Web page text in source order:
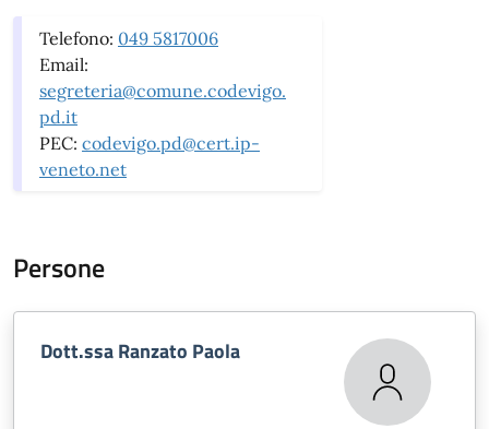
Telefono: 049 5817006
Email:
segreteria@comune.codevigo.
pd.it
PEC: codevigo.pd@cert.ip-
veneto.net
Persone
Dott.ssa Ranzato Paola